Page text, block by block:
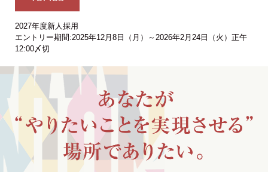
2027年度新人採用
エントリー期間:2025年12月8日（月）～2026年2月24日（火）正午
12:00〆切